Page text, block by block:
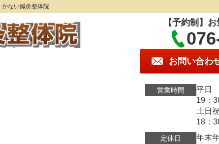
ない鍼灸整体院
【予約制】
お問い合わ
営業時間
平日
19
土日
18
定休日 年末